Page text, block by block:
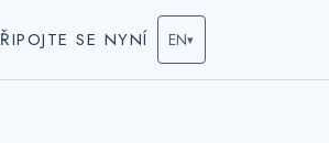
SE NYNÍ EN▾